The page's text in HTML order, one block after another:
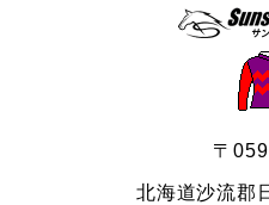
〒
北海道沙流郡